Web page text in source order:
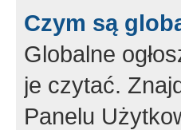
Czym są
Globalne
je czytać.
Panelu